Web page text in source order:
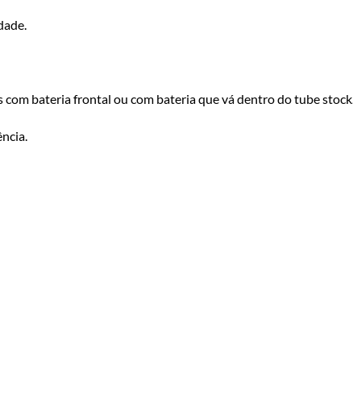
bateria frontal ou com bateria que vá dentro do tube stock.